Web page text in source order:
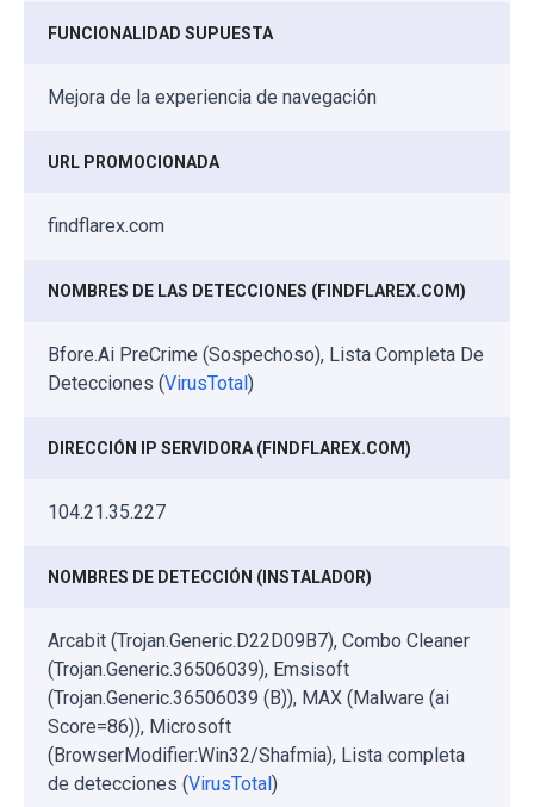
FUNCIONALIDAD SUPUESTA
Mejora de la experiencia de navegación
URL PROMOCIONADA
findflarex.com
NOMBRES DE LAS DETECCIONES (FINDFLAREX.COM)
Bfore.Ai PreCrime (Sospechoso), Lista Completa De
Detecciones (VirusTotal)
DIRECCIÓN IP SERVIDORA (FINDFLAREX.COM)
104.21.35.227
NOMBRES DE DETECCIÓN (INSTALADOR)
Arcabit (Trojan.Generic.D22D09B7), Combo Cleaner
(Trojan.Generic.36506039), Emsisoft
(Trojan.Generic.36506039 (B)), MAX (Malware (ai
Score=86)), Microsoft
(BrowserModifier:Win32/Shafmia), Lista completa
de detecciones (VirusTotal)